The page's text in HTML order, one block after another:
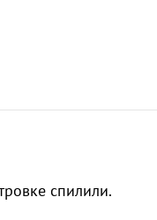
спилили.